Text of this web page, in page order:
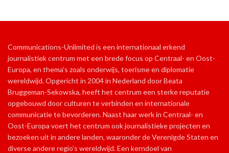
Communications-Unlimited is een internationaal erkend
journalistiek centrum met een brede focus op Centraal- en Oost-
Europa, en thema’s zoals onderwijs, toerisme en diplomatie
wereldwijd. Opgericht in 2004 in Nederland door Beata
Bruggeman-Sekowska, heeft het centrum een sterke reputatie
opgebouwd door culturen te verbinden en internationale
communicatie te bevorderen. Naast haar werk in Centraal- en
Oost-Europa voert het centrum ook journalistieke projecten en
bezoeken uit in andere landen, waaronder de Verenigde Staten en
diverse andere regio’s wereldwijd. Een kerndoel van